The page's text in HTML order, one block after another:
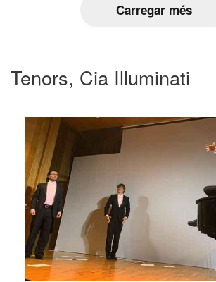
Carregar més
Tenors, Cia Illuminati